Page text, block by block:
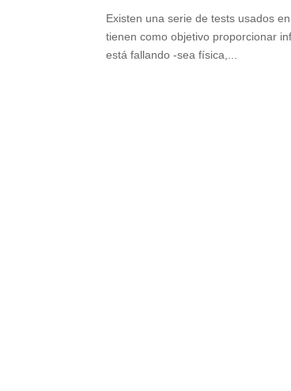
Existen una serie de tests usados
tienen como objetivo proporcionar
está fallando -sea física,...